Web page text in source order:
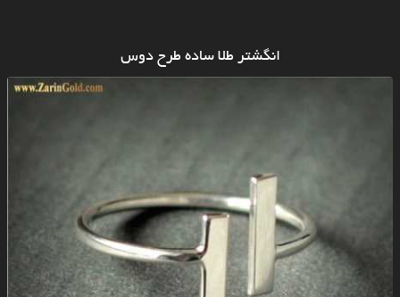
انگشتر طلا ساده طرح دوس